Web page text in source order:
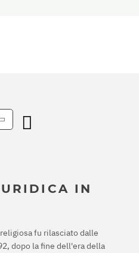
IN
fu rilasciato dalle
dopo la fine dell'era della